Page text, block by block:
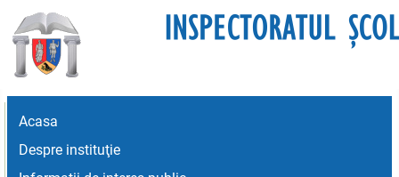
Acasa
Despre instituţie